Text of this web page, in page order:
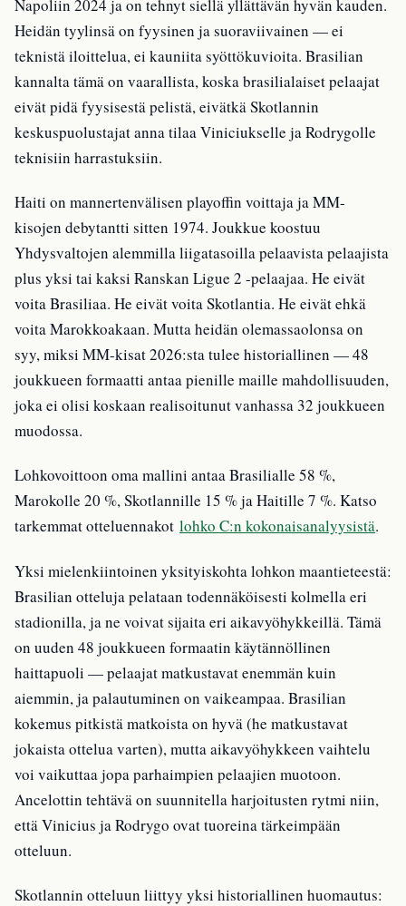
Napoliin 2024 ja on tehnyt siellä yllättävän hyvän kauden.
Heidän tyylinsä on fyysinen ja suoraviivainen — ei
teknistä iloittelua, ei kauniita syöttökuvioita. Brasilian
kannalta tämä on vaarallista, koska brasilialaiset pelaajat
eivät pidä fyysisestä pelistä, eivätkä Skotlannin
keskuspuolustajat anna tilaa Viniciukselle ja Rodrygolle
teknisiin harrastuksiin.
Haiti on mannertenvälisen playoffin voittaja ja MM-
kisojen debytantti sitten 1974. Joukkue koostuu
Yhdysvaltojen alemmilla liigatasoilla pelaavista pelaajista
plus yksi tai kaksi Ranskan Ligue 2 -pelaajaa. He eivät
voita Brasiliaa. He eivät voita Skotlantia. He eivät ehkä
voita Marokkoakaan. Mutta heidän olemassaolonsa on
syy, miksi MM-kisat 2026:sta tulee historiallinen — 48
joukkueen formaatti antaa pienille maille mahdollisuuden,
joka ei olisi koskaan realisoitunut vanhassa 32 joukkueen
muodossa.
Lohkovoittoon oma mallini antaa Brasilialle 58 %,
Marokolle 20 %, Skotlannille 15 % ja Haitille 7 %. Katso
tarkemmat otteluennakot lohko C:n kokonaisanalyysistä.
Yksi mielenkiintoinen yksityiskohta lohkon maantieteestä:
Brasilian otteluja pelataan todennäköisesti kolmella eri
stadionilla, ja ne voivat sijaita eri aikavyöhykkeillä. Tämä
on uuden 48 joukkueen formaatin käytännöllinen
haittapuoli — pelaajat matkustavat enemmän kuin
aiemmin, ja palautuminen on vaikeampaa. Brasilian
kokemus pitkistä matkoista on hyvä (he matkustavat
jokaista ottelua varten), mutta aikavyöhykkeen vaihtelu
voi vaikuttaa jopa parhaimpien pelaajien muotoon.
Ancelottin tehtävä on suunnitella harjoitusten rytmi niin,
että Vinicius ja Rodrygo ovat tuoreina tärkeimpään
otteluun.
Skotlannin otteluun liittyy yksi historiallinen huomautus: